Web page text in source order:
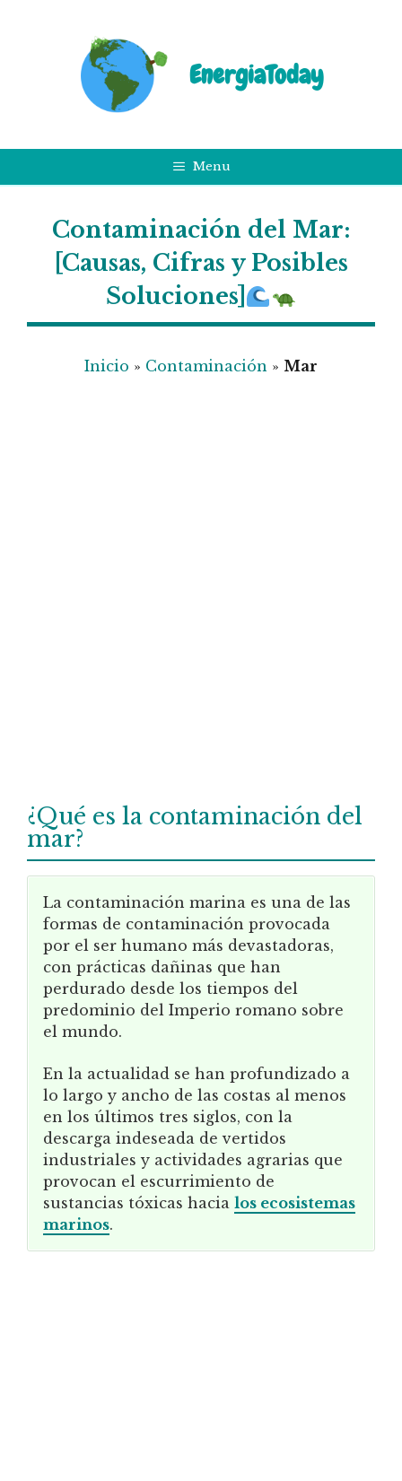
EnergiaToday
Menu
Contaminación del Mar:
[Causas, Cifras y Posibles
Soluciones]
Inicio » Contaminación » Mar
¿Qué es la contaminación del
mar?
La contaminación marina es una de las
formas de contaminación provocada
por el ser humano más devastadoras,
con prácticas dañinas que han
perdurado desde los tiempos del
predominio del Imperio romano sobre
el mundo.
En la actualidad se han profundizado a
lo largo y ancho de las costas al menos
en los últimos tres siglos, con la
descarga indeseada de vertidos
industriales y actividades agrarias que
provocan el escurrimiento de
sustancias tóxicas hacia los ecosistemas
marinos.